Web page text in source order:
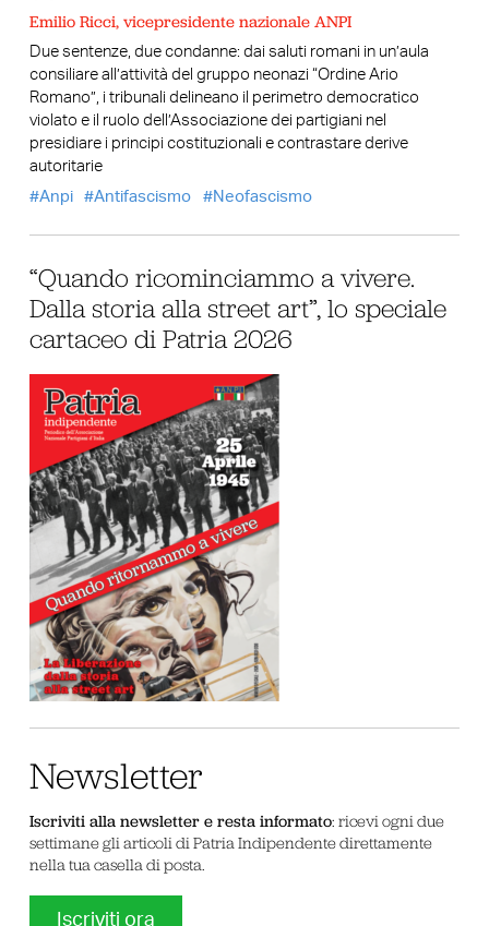
Emilio Ricci, vicepresidente nazionale ANPI
Due sentenze, due condanne: dai saluti romani in un’aula
consiliare all’attività del gruppo neonazi “Ordine Ario
Romano”, i tribunali delineano il perimetro democratico
violato e il ruolo dell’Associazione dei partigiani nel
presidiare i principi costituzionali e contrastare derive
autoritarie
Anpi
Antifascismo Neofascismo
“Quando ricominciammo a vivere.
Dalla storia alla street art”, lo speciale
cartaceo di Patria 2026
Newsletter
Iscriviti alla newsletter e resta informato: ricevi ogni due
settimane gli articoli di Patria Indipendente direttamente
nella tua casella di posta.
Iscriviti ora